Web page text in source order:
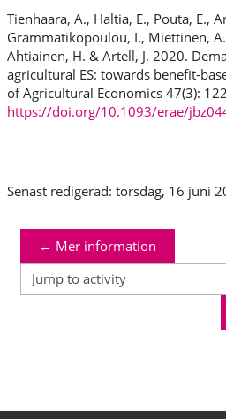
Tienhaara, A., Haltia, E., Pouta, E.,
Grammatikopoulou, I., Miettinen,
Ahtiainen, H. & Artell, J. 2020.
agricultural ES: towards benefit-
of Agricultural Economics 47(3):
https://doi.org/10.1093/erae/
Senast redigerad: torsdag, 16 juni
← Mer information
Jump to activity